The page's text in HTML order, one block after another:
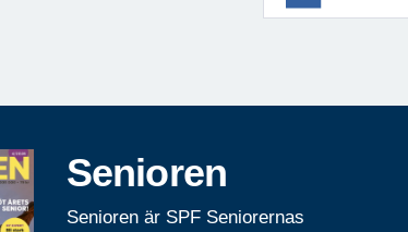
Senioren
Senioren är SPF Seniorernas